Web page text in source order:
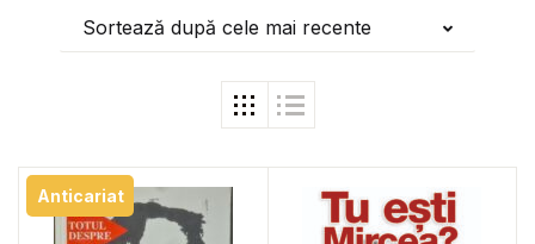
Sortează după cele mai recente
Anticariat